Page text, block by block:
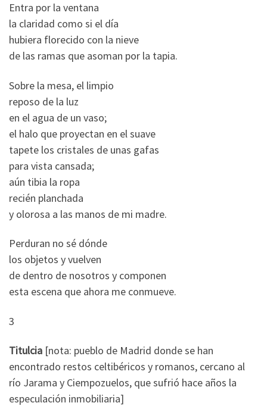
Entra por la ventana
la claridad como si el día
hubiera florecido con la nieve
de las ramas que asoman por la tapia.
Sobre la mesa, el limpio
reposo de la luz
en el agua de un vaso;
el halo que proyectan en el suave
tapete los cristales de unas gafas
para vista cansada;
aún tibia la ropa
recién planchada
y olorosa a las manos de mi madre.
Perduran no sé dónde
los objetos y vuelven
de dentro de nosotros y componen
esta escena que ahora me conmueve.
3
Titulcia [nota: pueblo de Madrid donde se han
encontrado restos celtibéricos y romanos, cercano al
río Jarama y Ciempozuelos, que sufrió hace años la
especulación inmobiliaria]